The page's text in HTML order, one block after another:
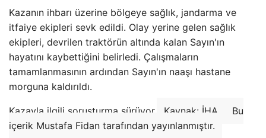
Kazanın ihbarı üzerine bölgeye sağlık, jandarma ve
itfaiye ekipleri sevk edildi. Olay yerine gelen sağlık
ekipleri, devrilen traktörün altında kalan Sayın'ın
hayatını kaybettiğini belirledi. Çalışmaların
tamamlanmasının ardından Sayın'ın naaşı hastane
morguna kaldırıldı.
Kazayla ilgili soruşturma sürüyor. Kaynak: İHA
Bu
içerik Mustafa Fidan tarafından yayınlanmıştır.